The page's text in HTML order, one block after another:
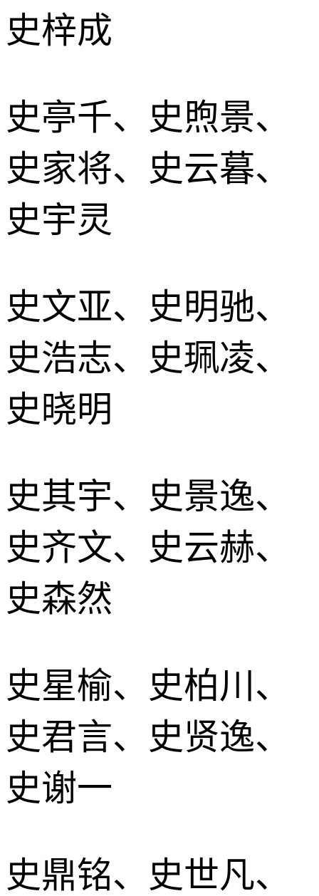
史梓成
史亭千、史煦景、
史家将、史云暮、
史宇灵
史文亚、史明驰、
史浩志、史珮凌、
史晓明
史其宇、史景逸、
史齐文、史云赫、
史森然
史星榆、史柏川、
史君言、史贤逸、
史谢一
史鼎铭、史世凡、